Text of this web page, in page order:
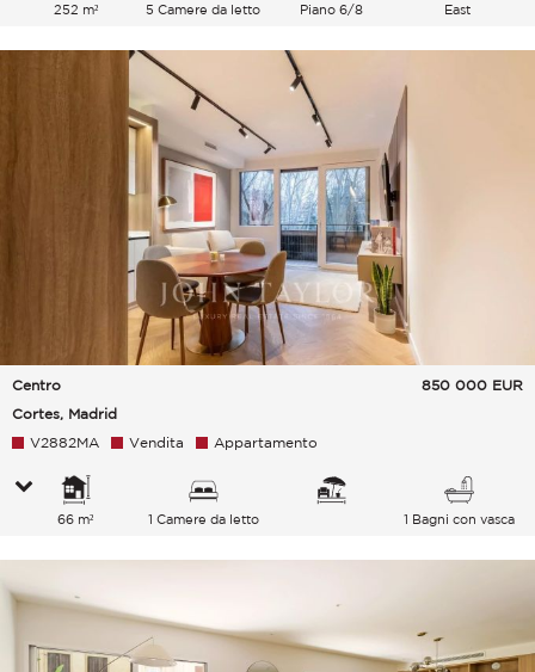
252 m² 5 Camere da letto Piano 6/8 East
Centro
Cortes, Madrid
850 000 EUR
V2882MA Vendita Appartamento
66 m² 1 Camere da letto 1 Bagni con vasca